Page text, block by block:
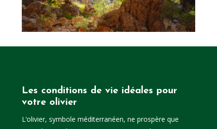
Les conditions de vie idéales pour
votre olivier
L’olivier, symbole méditerranéen, ne prospère que